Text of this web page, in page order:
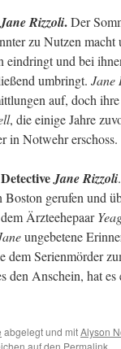
Jane Rizzoli.Der
zu Nutzen
eindringt und bei
umbringt. Jane
auf, doch
, die einige Jahre
in Notwehr erschoss.
Jane Rizzoli.
gerufen und
Ärzteehepaar
ungebetene
dem Serienmörder
den Anschein, hat
abgelegt und mitAlyson
auf den Permalink.